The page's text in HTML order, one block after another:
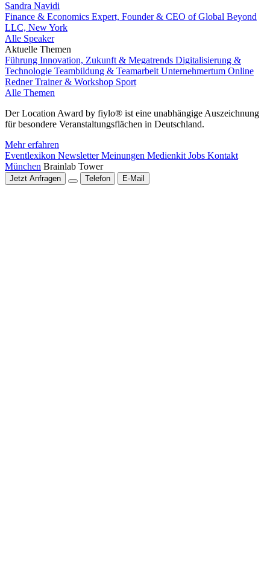
Sandra Navidi
Finance & Economics Expert, Founder & CEO of Global Beyond
LLC, New York
Alle Speaker
Aktuelle Themen
Führung Innovation, Zukunft & Megatrends Digitalisierung &
Technologie Teambildung & Teamarbeit Unternehmertum Online
RednerTrainer & Workshop Sport
Alle Themen
Der Location Award by fiylo® ist eine unabhängige Auszeichnung
für besondere Veranstaltungsflächen in Deutschland.
Mehr erfahren
Eventlexikon NewsletterMeinungen Medienkit Jobs Kontakt
München Brainlab Tower
Jetzt Anfragen Telefon E-Mail